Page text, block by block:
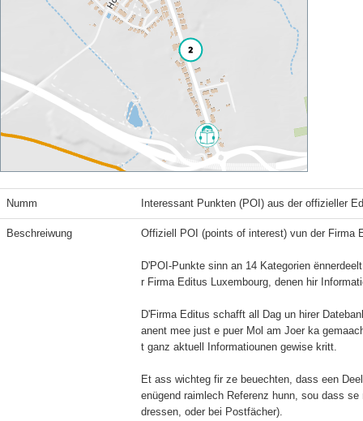
Numm Interessant Punkten (POI) aus der offizieller
Beschreiwung Offiziell POI (points of interest) vun der Firma
D'POI-Punkte sinn an 14 Kategorien
r Firma Editus Luxembourg, denen hir
D'Firma Editus schafft all Dag un hirer
anent mee just e puer Mol am Joer ka
t ganz aktuell Informatiounen gewise kritt.
Et ass wichteg fir ze beuechten, dass een
enügend raimlech Referenz hunn, sou dass
dressen, oder bei Postfächer).